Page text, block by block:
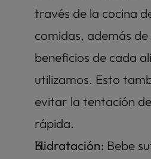
través de la cocina
comidas, además
beneficios de cada
utilizamos. Esto
evitar la tentación
rápida.
Hidratación: Bebe